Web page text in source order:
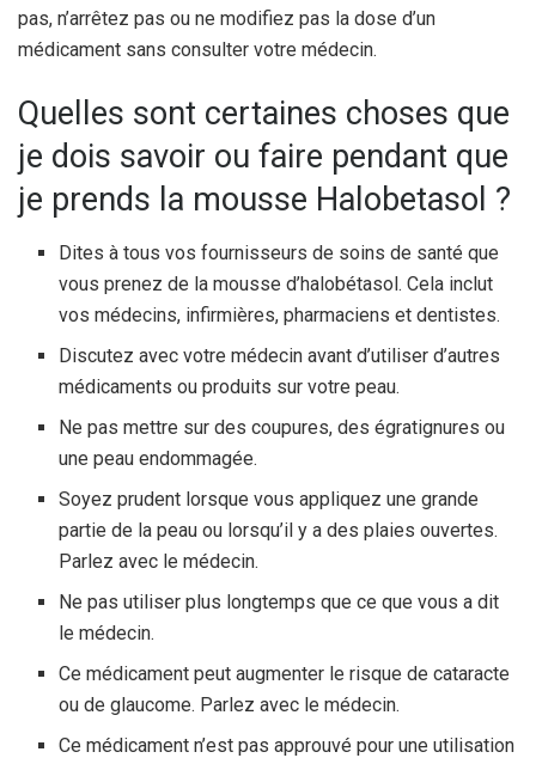
pas, n’arrêtez pas ou ne modifiez pas la dose d’un
médicament sans consulter votre médecin.
Quelles sont certaines choses que
je dois savoir ou faire pendant que
je prends la mousse Halobetasol ?
Dites à tous vos fournisseurs de soins de santé que
vous prenez de la mousse d’halobétasol. Cela inclut
vos médecins, infirmières, pharmaciens et dentistes.
Discutez avec votre médecin avant d’utiliser d’autres
médicaments ou produits sur votre peau.
Ne pas mettre sur des coupures, des égratignures ou
une peau endommagée.
Soyez prudent lorsque vous appliquez une grande
partie de la peau ou lorsqu’il y a des plaies ouvertes.
Parlez avec le médecin.
Ne pas utiliser plus longtemps que ce que vous a dit
le médecin.
Ce médicament peut augmenter le risque de cataracte
ou de glaucome. Parlez avec le médecin.
Ce médicament n’est pas approuvé pour une utilisation